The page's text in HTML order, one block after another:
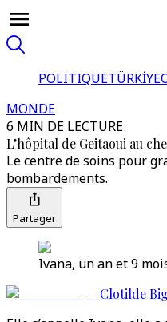
POLITIQUETÜRKİYE
MONDE
6 MIN DE LECTURE
L’hôpital de Geitaoui au
Le centre de soins pour
bombardements.
Partager
Ivana, un an et 9
Clotilde